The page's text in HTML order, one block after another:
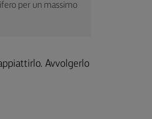
per un massimo
Avvolgerlo